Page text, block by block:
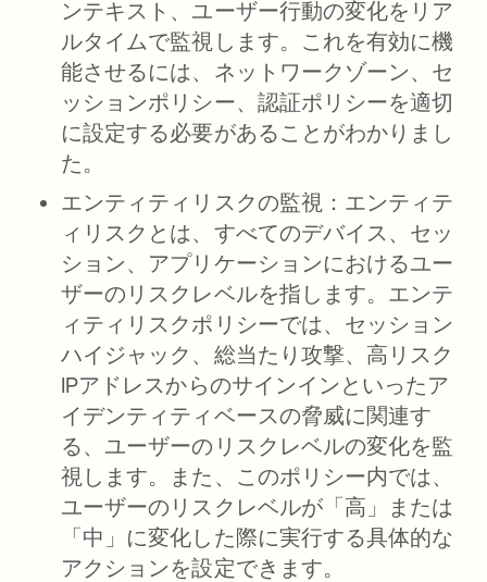
ンテキスト、ユーザー行動の変化をリア
ルタイムで監視します。これを有効に機
能させるには、ネットワークゾーン、セ
ッションポリシー、認証ポリシーを適切
に設定する必要があることがわかりまし
た。
エンティティリスクの監視： エンティテ
ィリスクとは、すべてのデバイス、セッ
ション、アプリケーションにおけるユー
ザーのリスクレベルを指します。エンテ
ィティリスクポリシーでは、セッション
ハイジャック、総当たり攻撃、高リスク
IPアドレスからのサインインといったア
イデンティティベースの脅威に関連す
る、ユーザーのリスクレベルの変化を監
視します。また、このポリシー内では、
ユーザーのリスクレベルが「高」または
「中」に変化した際に実行する具体的な
アクションを設定できます。